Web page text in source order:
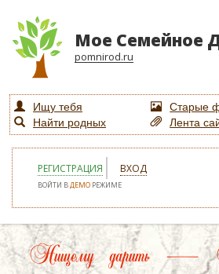
Мое Семейное
pomnirod.ru
Ищу тебя
Старые
Найти родных
Лента
РЕГИСТРАЦИЯ ВХОД
ВОЙТИ ВДЕМО РЕЖИМЕ
Нищему дарить —